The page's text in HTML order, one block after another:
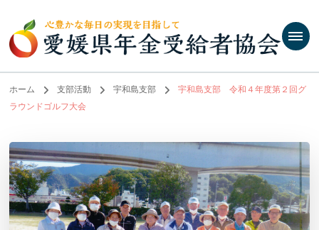
ホーム 支部活動 宇和島支部
宇和島支部 令和４年度第２回グ
ラウンドゴルフ大会